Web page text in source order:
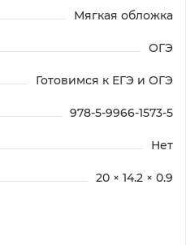
Мягкая обложка
ОГЭ
Готовимся к ЕГЭ и ОГЭ
978-5-9966-1573-5
Нет
20 × 14.2 × 0.9